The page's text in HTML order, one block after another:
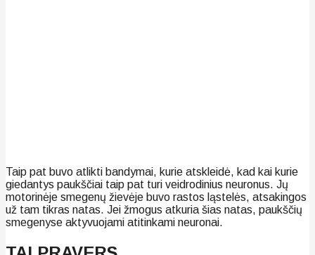
Taip pat buvo atlikti bandymai, kurie atskleidė, kad kai kurie
giedantys paukščiai taip pat turi veidrodinius neuronus. Jų
motorinėje smegenų žievėje buvo rastos ląstelės, atsakingos
už tam tikras natas. Jei žmogus atkuria šias natas, paukščių
smegenyse aktyvuojami atitinkami neuronai.